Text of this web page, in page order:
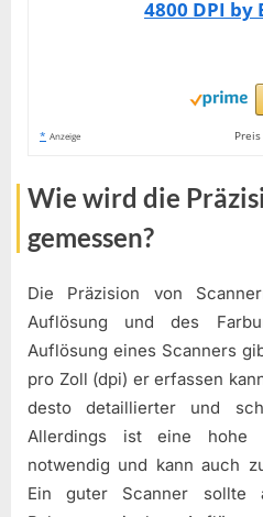
4800 DPI by
* Anzeige
Wie wird die
gemessen?
Die Präzision von
Auflösung und des
Auflösung eines Scanners
pro Zoll (dpi) er erfassen
desto detaillierter und
Allerdings ist eine hohe
notwendig und kann auch
Ein guter Scanner sollte